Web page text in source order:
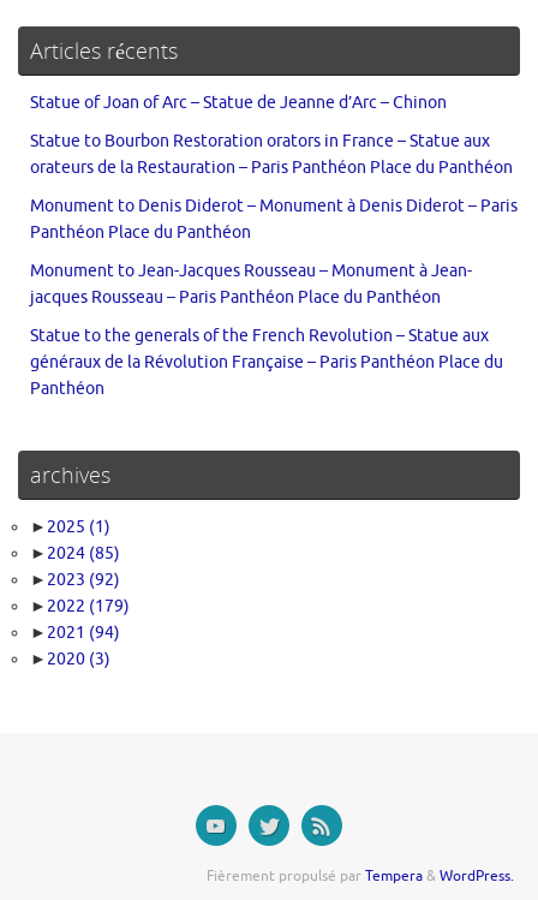
Articles récents
Statue of Joan of Arc – Statue de Jeanne d’Arc – Chinon
Statue to Bourbon Restoration orators in France – Statue aux
orateurs de la Restauration – Paris Panthéon Place du Panthéon
Monument to Denis Diderot – Monument à Denis Diderot – Paris
Panthéon Place du Panthéon
Monument to Jean-Jacques Rousseau – Monument à Jean-
jacques Rousseau – Paris Panthéon Place du Panthéon
Statue to the generals of the French Revolution – Statue aux
généraux de la Révolution Française – Paris Panthéon Place du
Panthéon
archives
► 2025 (1)
► 2024 (85)
► 2023 (92)
► 2022 (179)
► 2021 (94)
► 2020 (3)
Fièrement propulsé parTempera&WordPress.